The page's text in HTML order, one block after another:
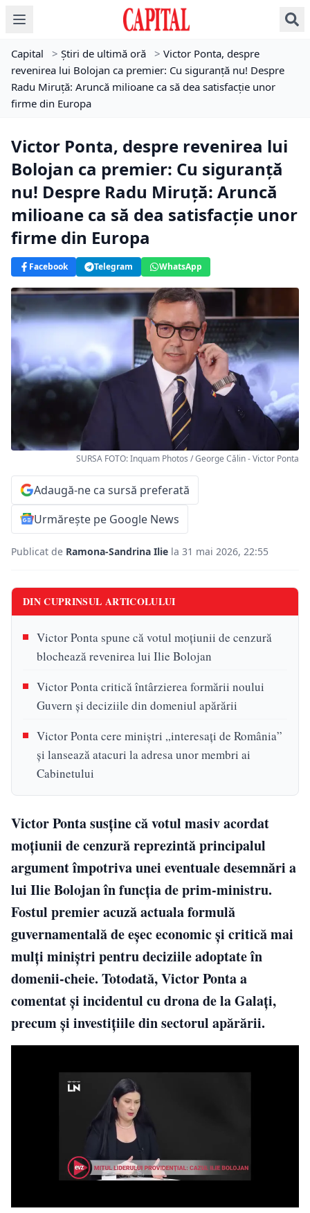
Capital > Știri de ultimă oră > Victor Ponta, despre
revenirea lui Bolojan ca premier: Cu siguranță nu! Despre
Radu Miruță: Aruncă milioane ca să dea satisfacție unor
firme din Europa
Victor Ponta, despre revenirea lui
Bolojan ca premier: Cu siguranță
nu! Despre Radu Miruță: Aruncă
milioane ca să dea satisfacție unor
firme din Europa
Facebook Telegram WhatsApp
SURSA FOTO: Inquam Photos / George Călin - Victor Ponta
Adaugă-ne ca sursă preferată
Urmărește pe Google News
Publicat de Ramona-Sandrina Ilie la 31 mai 2026, 22:55
DIN CUPRINSUL ARTICOLULUI
Victor Ponta spune că votul moțiunii de cenzură
blochează revenirea lui Ilie Bolojan
Victor Ponta critică întârzierea formării noului
Guvern și deciziile din domeniul apărării
Victor Ponta cere miniștri „interesați de România”
și lansează atacuri la adresa unor membri ai
Cabinetului
Victor Ponta susține că votul masiv acordat
moțiunii de cenzură reprezintă principalul
argument împotriva unei eventuale desemnări a
lui Ilie Bolojan în funcția de prim-ministru.
Fostul premier acuză actuala formulă
guvernamentală de eșec economic și critică mai
mulți miniștri pentru deciziile adoptate în
domenii-cheie. Totodată, Victor Ponta a
comentat și incidentul cu drona de la Galați,
precum și investițiile din sectorul apărării.